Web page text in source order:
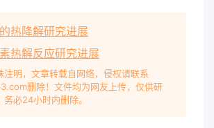
热降解研究进展
热解反应研究进展
注明，文章转载自网络，侵权请联系
删除！文件均为网友上传，仅供研
必24小时内删除。